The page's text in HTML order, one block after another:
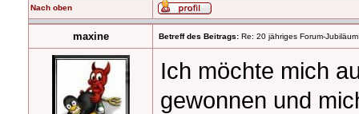
Nach oben
maxine Betreff des Beitrags: Re: 20 jähriges Forum-
Ich möchte mich
gewonnen und